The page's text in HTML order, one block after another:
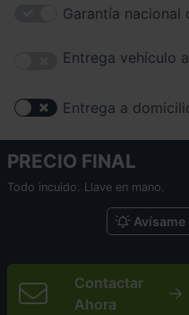
Garantía nacional
Entrega vehículo
Entrega a
PRECIO FINAL
Todo incuido. Llave en mano.
Avísame
Contactar
Ahora